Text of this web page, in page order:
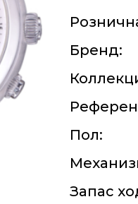
Бренд:
Пол:
Запас